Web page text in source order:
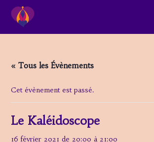
« Tous les Évènements
Cet évènement est passé.
Le Kaléidoscope
16 février 2021 de 20:00 à21:00